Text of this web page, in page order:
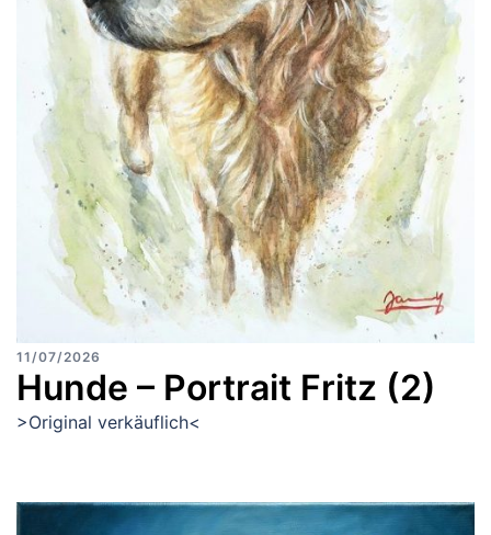
11/07/2026
Hunde – Portrait Fritz (2)
>Original verkäuflich<